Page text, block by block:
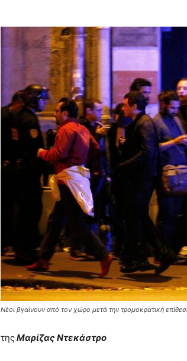
Νέοι βγαίνουν από τον χώρο μετά την τρομοκρατική
τηςΜαρίζας Ντεκάστρο